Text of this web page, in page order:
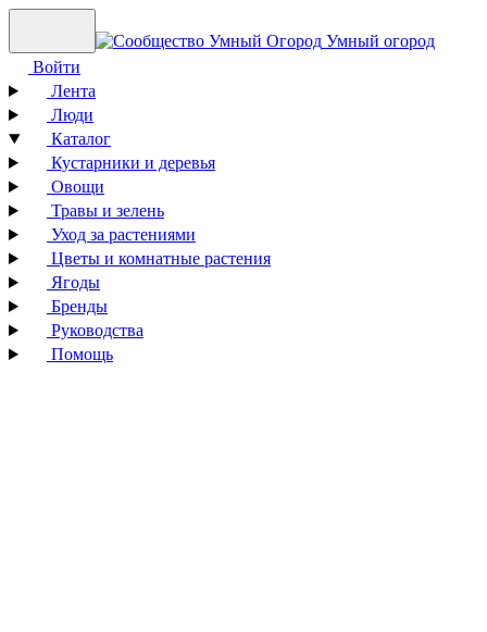
Умный огород
Войти
Лента
Люди
Каталог
Кустарники и деревья
Овощи
Травы и зелень
Уход за растениями
Цветы и комнатные растения
Ягоды
Бренды
Руководства
Помощь